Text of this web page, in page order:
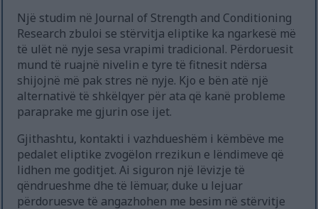
Një studim në Journal of Strength and Conditioning
Research zbuloi se stërvitja eliptike ka ngarkesë më
të ulët në nyje sesa vrapimi tradicional. Përdoruesit
mund të ruajnë nivelin e tyre të fitnesit ndërsa
shijojnë më pak stres në nyje. Kjo e bën atë një
alternativë të shkëlqyer për ata që kanë probleme
paraprake me gjurin ose ijet.
Gjithashtu, kontakti i vazhdueshëm i këmbëve me
pedalet eliptike zvogëlon rrezikun e lëndimeve që
lidhen me goditjet. Ai siguron një lëvizje të
qëndrueshme dhe të lëmuar, duke u lejuar
përdoruesve të angazhohen me besim në stërvitje